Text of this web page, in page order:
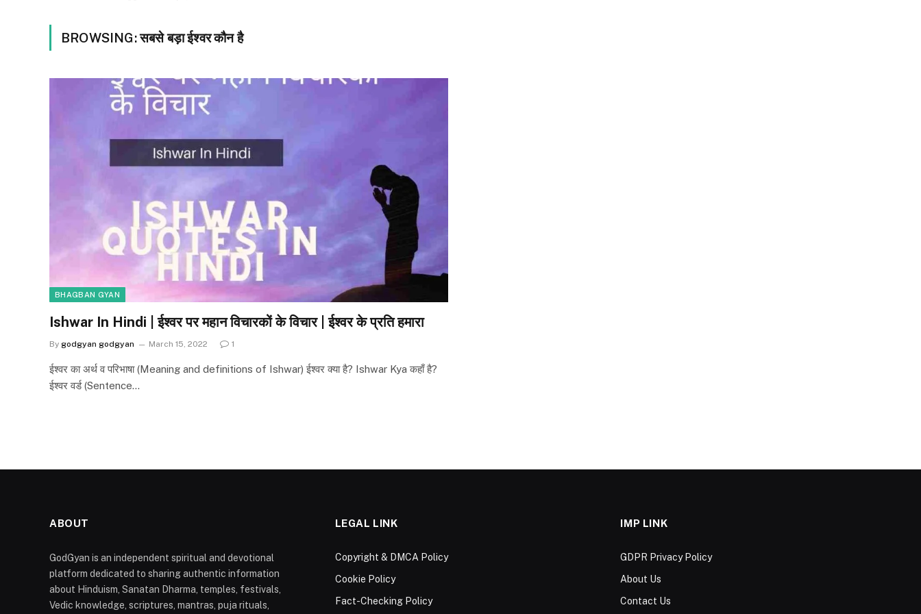
BROWSING:सबसे बड़ा ईश्वर कौन है
BHAGBAN GYAN
Ishwar In Hindi | ईश्वर पर महान विचारकों के विचार | ईश्वर के प्रति हमारा
By godgyan godgyan March 15, 2022 1
ईश्वर का अर्थ व परिभाषा (Meaning and definitions of Ishwar) ईश्वर क्या है? Ishwar Kya कहाँ है?
ईश्वर वर्ड (Sentence…
ABOUT
GodGyan is an independent spiritual and devotional
platform dedicated to sharing authentic information
about Hinduism, Sanatan Dharma, temples, festivals,
Vedic knowledge, scriptures, mantras, puja rituals,
LEGAL LINK
Copyright & DMCA Policy
Cookie Policy
Fact-Checking Policy
IMP LINK
GDPR Privacy Policy
About Us
Contact Us